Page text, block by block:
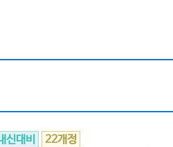
신대비 22개정